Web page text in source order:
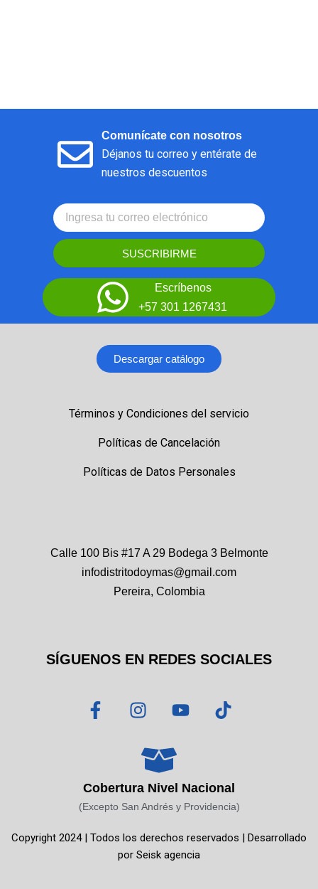
Comunícate con nosotros
Déjanos tu correo y entérate de
nuestros descuentos
SUSCRIBIRME
Escríbenos
+57 301 1267431
Descargar catálogo
Términos y Condiciones del servicio
Políticas de Cancelación
Políticas de Datos Personales
Calle 100 Bis #17 A 29 Bodega 3 Belmonte
infodistritodoymas@gmail.com
Pereira, Colombia
SÍGUENOS EN REDES SOCIALES
F
a
o
o
-
I
n
t
a
g
r
m
Y
o
b
e
T
i
k
Cobertura Nivel Nacional
(Excepto San Andrés y Providencia)
Copyright 2024 | Todos los derechos reservados | Desarrollado
por Seisk agencia